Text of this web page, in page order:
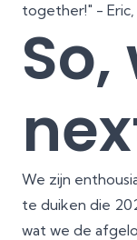
together!" - Eric,
We zijn
te duiken die
wat we de